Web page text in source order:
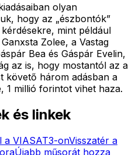
olyan
hogy az „észbontók”
mint például
Zolee, a Vastag
Bea és Gáspár Evelin,
az is, hogy mostantól az a
követő három adásban a
1 millió forintot vihet haza.
és linkek
a VIASAT3-onVisszatér a
Újabb műsorát hozza